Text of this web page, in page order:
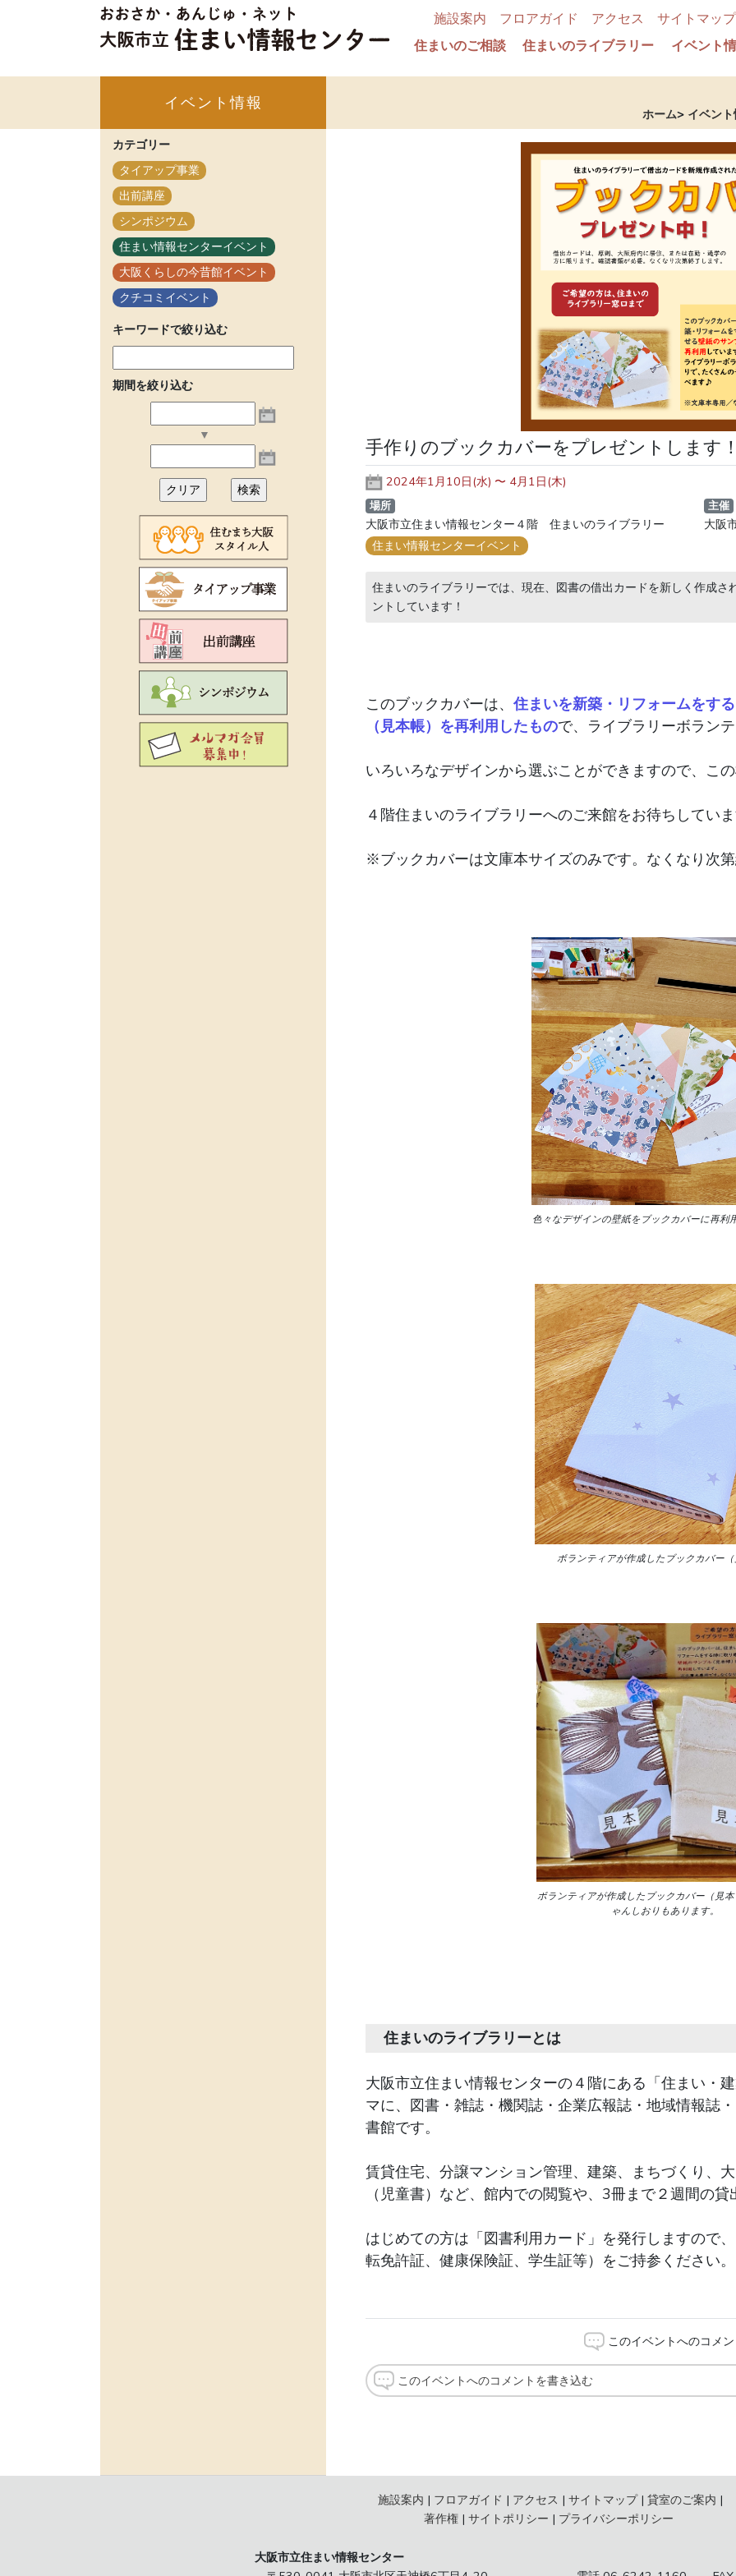
施設案内 フロアガイド アクセス
サイトマップ
住まいのご相談
住まいのライブラリー イベント
イベント情報
ホーム
イベン
カテゴリー
タイアップ事業
出前講座
シンポジウム
住まい情報センターイベント
大阪くらしの今昔館イベント
クチコミイベント
キーワードで絞り込む
期間を絞り込む
手作りのブックカバーをプレゼントします
2024年1月10日(水) 〜 4月1日(木)
場所
大阪市立住まい情報センター４階 住まいのライブラリー
主催
大阪
住まい情報センターイベント
住まいのライブラリーでは、現在、図書の借出カードを新しく作成
ントしています！
このブックカバーは、 住まいを新築・リフォームをす
（見本帳）を再利用したもので、ライブラリーボラン
いろいろなデザインから選ぶことができますので、こ
４階住まいのライブラリーへのご来館をお待ちしてい
※ブックカバーは文庫本サイズのみです。なくなり次
色々なデザインの壁紙をブックカバーに再利
ボランティアが作成したブックカバー
ボランティアが作成したブックカバー（見
ゃんしおりもあります。
住まいのライブラリーとは
大阪市立住まい情報センターの４階にある「住まい・
マに、図書・雑誌・機関誌・企業広報誌・地域情報誌
書館です。
賃貸住宅、分譲マンション管理、建築、まちづくり、
（児童書）など、館内での閲覧や、3冊まで２週間の
はじめての方は「図書利用カード」を発行しますので
転免許証、健康保険証、学生証等）をご持参ください。
このイベントへのコメ
このイベントへのコメントを書き込む
施設案内 フロアガイド アクセス サイトマップ
貸室のご案内
著作権
サイトポリシー プライバシーポリシー
大阪市立住まい情報センター